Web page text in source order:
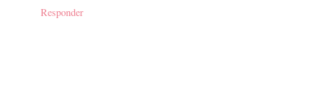
Responder